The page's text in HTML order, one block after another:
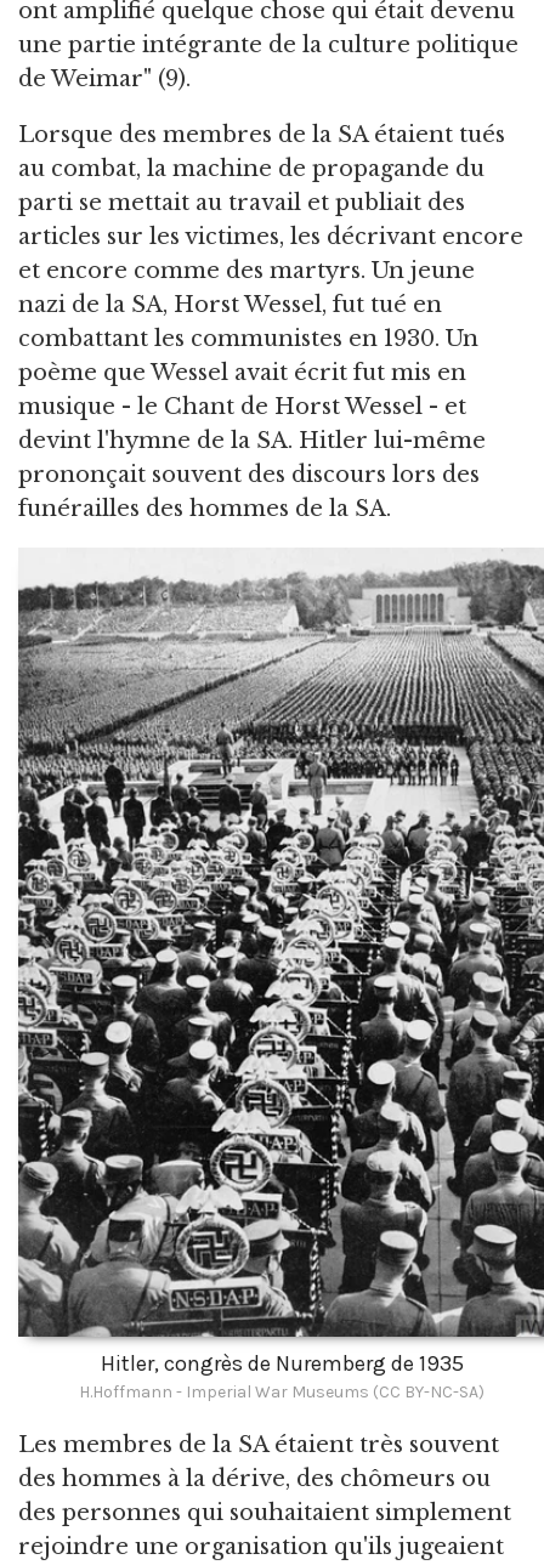
ont amplifié quelque chose qui était devenu
une partie intégrante de la culture politique
de Weimar" (9).
Lorsque des membres de la SA étaient tués
au combat, la machine de propagande du
parti se mettait au travail et publiait des
articles sur les victimes, les décrivant encore
et encore comme des martyrs. Un jeune
nazi de la SA, Horst Wessel, fut tué en
combattant les communistes en 1930. Un
poème que Wessel avait écrit fut mis en
musique - le Chant de Horst Wessel - et
devint l'hymne de la SA. Hitler lui-même
prononçait souvent des discours lors des
funérailles des hommes de la SA.
Hitler, congrès de Nuremberg de 1935
H.Hoffmann - Imperial War Museums (CC BY-NC-SA)
Les membres de la SA étaient très souvent
des hommes à la dérive, des chômeurs ou
des personnes qui souhaitaient simplement
rejoindre une organisation qu'ils jugeaient